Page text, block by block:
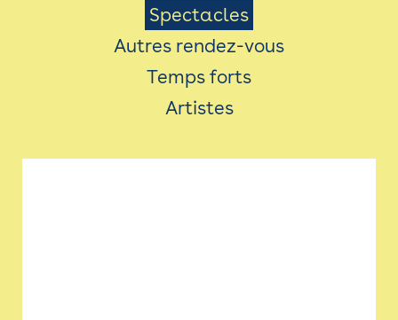
AVEC LES PUBLICS
ACCESSIBILITÉ
LES PRODUCTIONS
Menu
Saison
Spectacles
Autres rendez-vous
Temps forts
Artistes